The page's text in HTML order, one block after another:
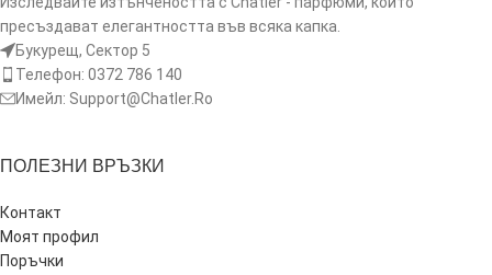
пресъздават елегантността във всяка капка.
Букурещ, Сектор 5
Телефон: 0372 786 140
Имейл: Support@Chatler.Ro
ПОЛЕЗНИ ВРЪЗКИ
Контакт
Моят профил
Поръчки